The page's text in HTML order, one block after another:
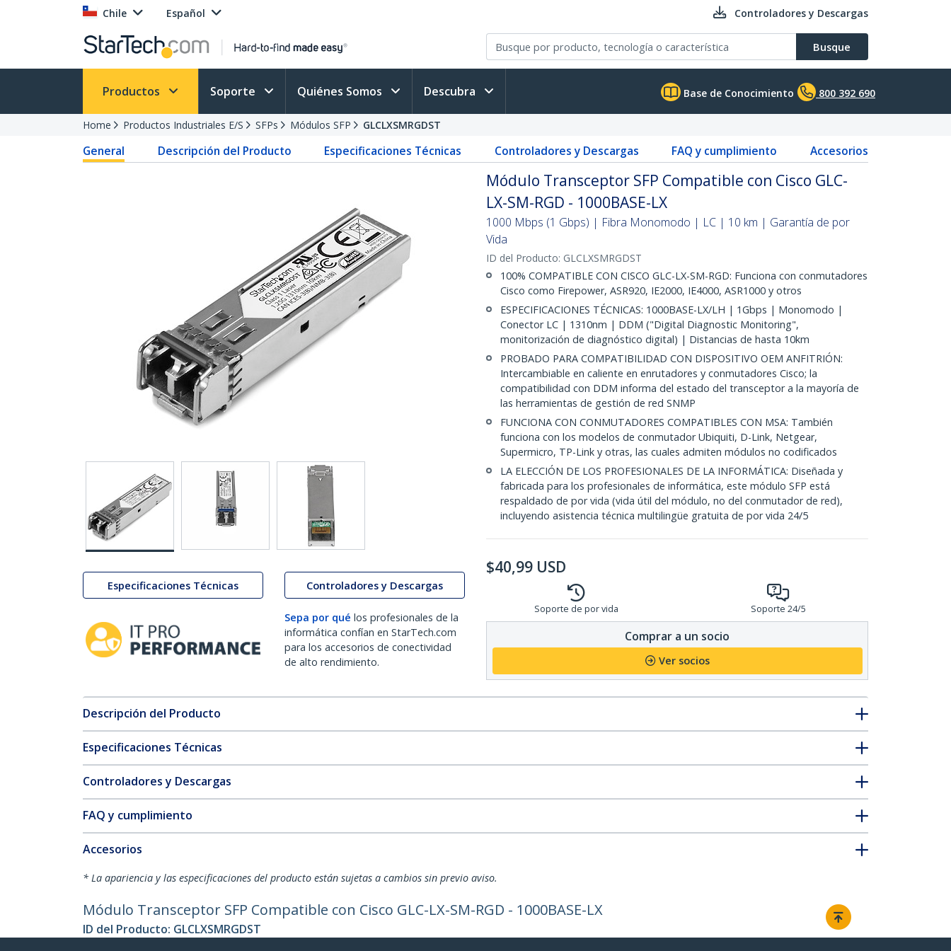
Chile Español Controladores y Descargas
Busque
Productos Soporte Quiénes Somos Descubra Base de Conocimiento 800 392 690
Home Productos Industriales E/S SFPs Módulos SFP GLCLXSMRGDST
General Descripción del Producto Especificaciones Técnicas Controladores y Descargas FAQ y cumplimiento Accesorios
Especificaciones Técnicas Controladores y Descargas
Sepa por qué los profesionales de la
informática confían en StarTech.com
para los accesorios de conectividad
de alto rendimiento.
Módulo Transceptor SFP Compatible con Cisco GLC-
LX-SM-RGD - 1000BASE-LX
1000 Mbps (1 Gbps) | Fibra Monomodo | LC | 10 km | Garantía de por
Vida
ID del Producto: GLCLXSMRGDST
100% COMPATIBLE CON CISCO GLC-LX-SM-RGD: Funciona con conmutadores
Cisco como Firepower, ASR920, IE2000, IE4000, ASR1000 y otros
ESPECIFICACIONES TÉCNICAS: 1000BASE-LX/LH | 1Gbps | Monomodo |
Conector LC | 1310nm | DDM ("Digital Diagnostic Monitoring",
monitorización de diagnóstico digital) | Distancias de hasta 10km
PROBADO PARA COMPATIBILIDAD CON DISPOSITIVO OEM ANFITRIÓN:
Intercambiable en caliente en enrutadores y conmutadores Cisco; la
compatibilidad con DDM informa del estado del transceptor a la mayoría de
las herramientas de gestión de red SNMP
FUNCIONA CON CONMUTADORES COMPATIBLES CON MSA: También
funciona con los modelos de conmutador Ubiquiti, D-Link, Netgear,
Supermicro, TP-Link y otras, las cuales admiten módulos no codificados
LA ELECCIÓN DE LOS PROFESIONALES DE LA INFORMÁTICA: Diseñada y
fabricada para los profesionales de informática, este módulo SFP está
respaldado de por vida (vida útil del módulo, no del conmutador de red),
incluyendo asistencia técnica multilingüe gratuita de por vida 24/5
$40,99 USD
Soporte de por vida Soporte 24/5
Comprar a un socio
Ver socios
Descripción del Producto
Especificaciones Técnicas
Controladores y Descargas
FAQ y cumplimiento
Accesorios
* La apariencia y las especificaciones del producto están sujetas a cambios sin previo aviso.
Módulo Transceptor SFP Compatible con Cisco GLC-LX-SM-RGD - 1000BASE-LX
ID del Producto: GLCLXSMRGDST